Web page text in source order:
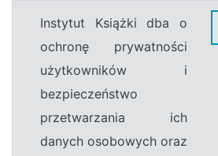
Instytut Książki dba o
ochronę prywatności
użytkowników i
bezpieczeństwo
przetwarzania ich
danych osobowych oraz